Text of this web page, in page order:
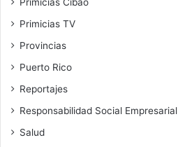
Primicias TV
Provincias
Puerto Rico
Reportajes
Responsabilidad Social Empresarial
Salud